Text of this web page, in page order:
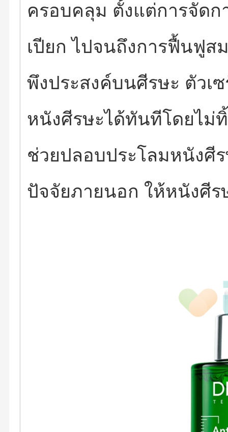
ครอบคลุม ตั้งแต่การจัด
เปียก ไปจนถึงการฟื้นฟู
พึงประสงค์บนศีรษะ ตัวเ
หนังศีรษะได้ทันทีโดยไม่
ช่วยปลอบประโลมหนังศี
ปัจจัยภายนอก ให้หนังศี